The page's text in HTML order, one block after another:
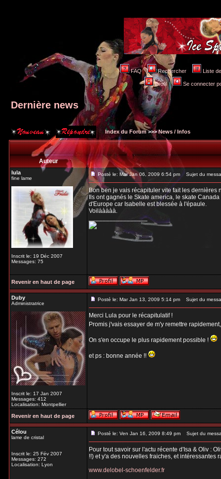
FAQ Rechercher Liste
Profil Se connecter
Dernière news
Index du Forum>>>News / Infos
Auteur
lula
fine lame
Inscrit le: 19 Déc 2007
Messages: 75
Posté le: Mar Jan 06, 2009 6:54 pm Sujet du
Bon ben je vais récapituler vite fait les dernières
Ils ont gagnés le Skate america, le skate
d'Europe car Isabelle est blessée à l'épaule.
Voilààààà.
_________________
Revenir en haut de page
Duby
Administratrice
Inscrit le: 17 Jan 2007
Messages: 412
Localisation: Montpellier
Posté le: Mar Jan 13, 2009 5:14 pm Sujet du
Merci Lula pour le récapitulatif !
Promis j'vais essayer de m'y remettre
On s'en occupe le plus rapidement possible !
et ps : bonne année !!
Revenir en haut de page
Célou
lame de cristal
Inscrit le: 25 Fév 2007
Messages: 272
Localisation: Lyon
Posté le: Ven Jan 16, 2009 8:49 pm Sujet du
Pour tout savoir sur l'actu récente d'Isa & Oliv :
!!) et y'a des nouvelles fraiches, et intéressantes
www.delobel-schoenfelder.fr